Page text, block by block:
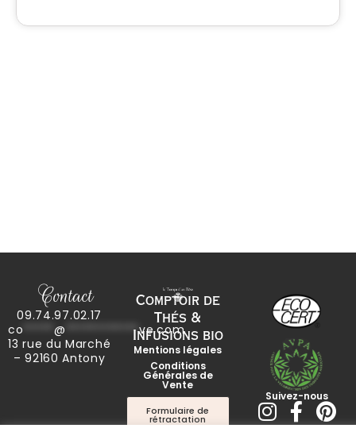
Contact
09.74.97.02.17
co
@ ************ve.com
13 rue du Marché
– 92160 Antony
Comptoir de
Thés &
Infusions bio
Mentions légales
Conditions
Générales de
Vente
Formulaire de
rétractation
Suivez-nous
I
F
P